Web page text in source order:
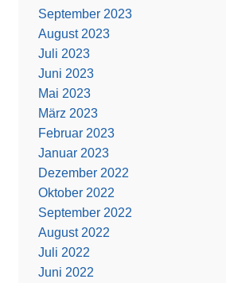
September 2023
August 2023
Juli 2023
Juni 2023
Mai 2023
März 2023
Februar 2023
Januar 2023
Dezember 2022
Oktober 2022
September 2022
August 2022
Juli 2022
Juni 2022